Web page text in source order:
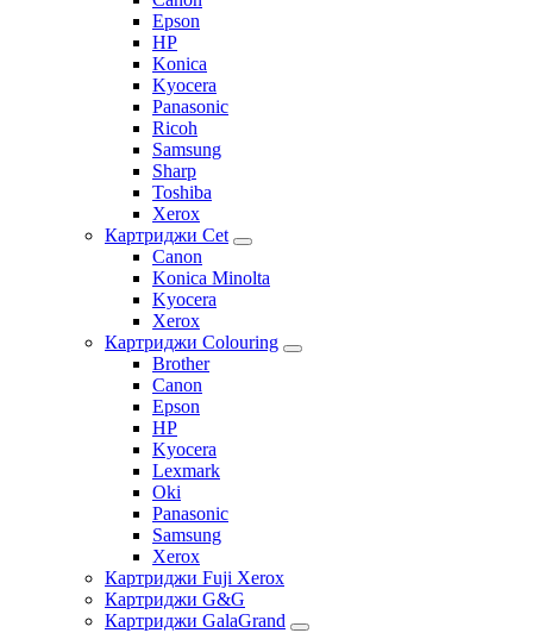
Epson
HP
Konica
Kyocera
Panasonic
Ricoh
Samsung
Sharp
Toshiba
Xerox
Картриджи Cet
Canon
Konica Minolta
Kyocera
Xerox
Картриджи Colouring
Brother
Canon
Epson
HP
Kyocera
Lexmark
Oki
Panasonic
Samsung
Xerox
Картриджи Fuji Xerox
Картриджи G&G
Картриджи GalaGrand